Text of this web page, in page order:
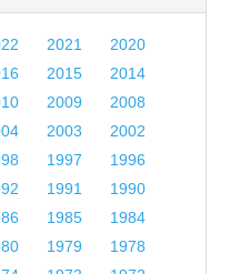
2021
2020
2015
2014
2009
2008
2003
2002
1997
1996
1991
1990
1985
1984
1979
1978